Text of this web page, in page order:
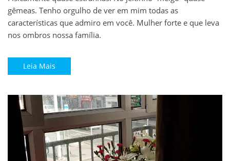
gêmeas. Tenho orgulho de ver em mim todas as
características que admiro em você. Mulher forte e que leva
nos ombros nossa família.
Leia Mais